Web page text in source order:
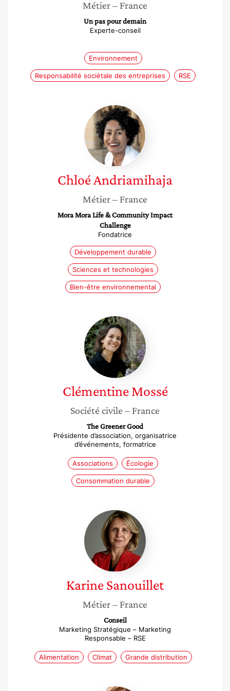
Métier– France
Un pas pour demain
Experte-conseil
Environnement
Responsabilité sociétale des entreprises RSE
Chloé
Andriamihaja
ChloéAndriamihaja
Métier– France
Mora Mora Life & Community Impact
Challenge
Fondatrice
Développement durable
Sciences et technologies
Bien-être environnemental
Clémentine
Mossé
Clémentine Mossé
Société civile – France
The Greener Good
Présidente d’association, organisatrice
d’événements, formatrice
Associations Écologie
Consommation durable
Karine
Sanouillet
KarineSanouillet
Métier– France
Conseil
Marketing Stratégique – Marketing
Responsable – RSE
Alimentation Climat Grande distribution